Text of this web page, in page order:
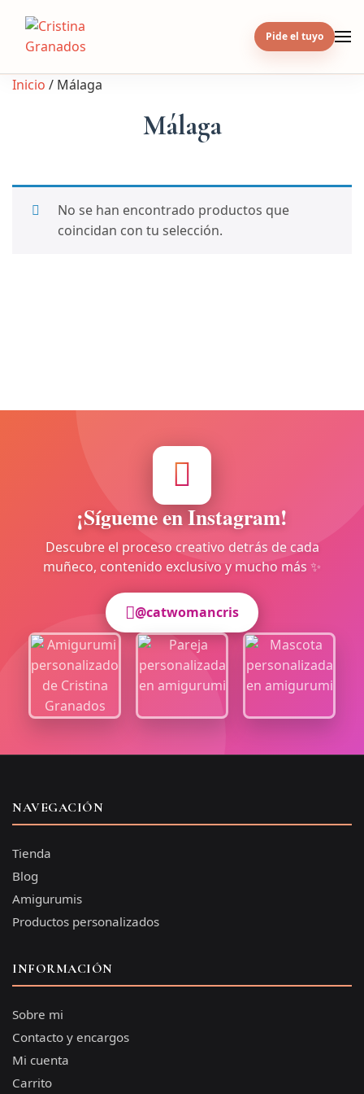
content
Pide el tuyo
Inicio / Málaga
Málaga
No se han encontrado productos que
coincidan con tu selección.
¡Sígueme en Instagram!
Descubre el proceso creativo detrás de cada
muñeco, contenido exclusivo y mucho más ✨
@catwomancris
NAVEGACIÓN
Tienda
Blog
Amigurumis
Productos personalizados
INFORMACIÓN
Sobre mi
Contacto y encargos
Mi cuenta
Carrito